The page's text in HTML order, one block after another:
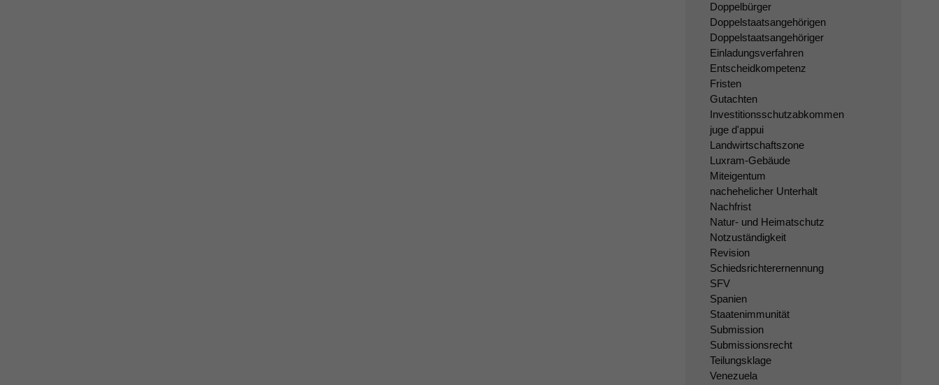
Doppelbürger
Doppelstaatsangehörigen
Doppelstaatsangehöriger
Einladungsverfahren
Entscheidkompetenz
Fristen
Gutachten
Investitionsschutzabkommen
juge d'appui
Landwirtschaftszone
Luxram-Gebäude
Miteigentum
nachehelicher Unterhalt
Nachfrist
Natur- und Heimatschutz
Notzuständigkeit
Revision
Schiedsrichterernennung
SFV
Spanien
Staatenimmunität
Submission
Submissionsrecht
Teilungsklage
Venezuela